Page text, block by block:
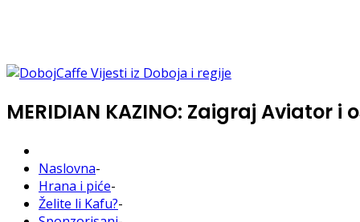
MERIDIAN KAZINO: Zaigraj Aviator i
Naslovna-
Hrana i piće-
Želite li Kafu?-